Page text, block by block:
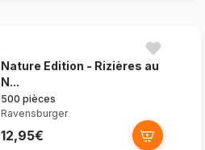
Nature Edition - Rizières au
N...
500 pièces
Ravensburger
12,95€